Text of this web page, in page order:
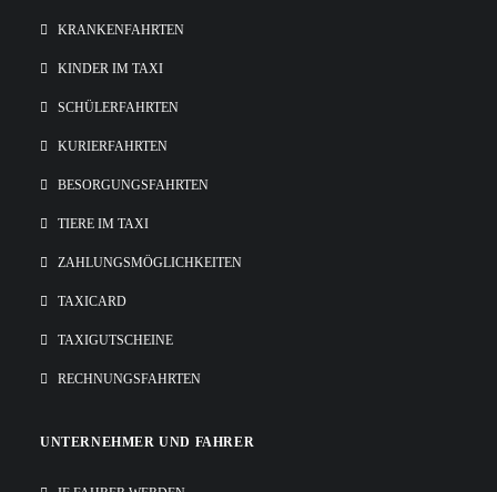
KRANKENFAHRTEN
KINDER IM TAXI
SCHÜLERFAHRTEN
KURIERFAHRTEN
BESORGUNGSFAHRTEN
TIERE IM TAXI
ZAHLUNGSMÖGLICHKEITEN
TAXICARD
TAXIGUTSCHEINE
RECHNUNGSFAHRTEN
UNTERNEHMER UND FAHRER